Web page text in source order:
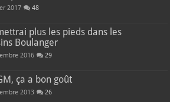
2017 48
plus les pieds dans les
Boulanger
2016 29
ça a bon goût
2013 26